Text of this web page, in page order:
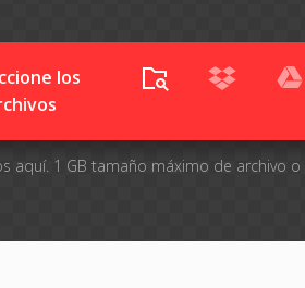
los
aquí. 1 GB tamaño máximo de archivo o